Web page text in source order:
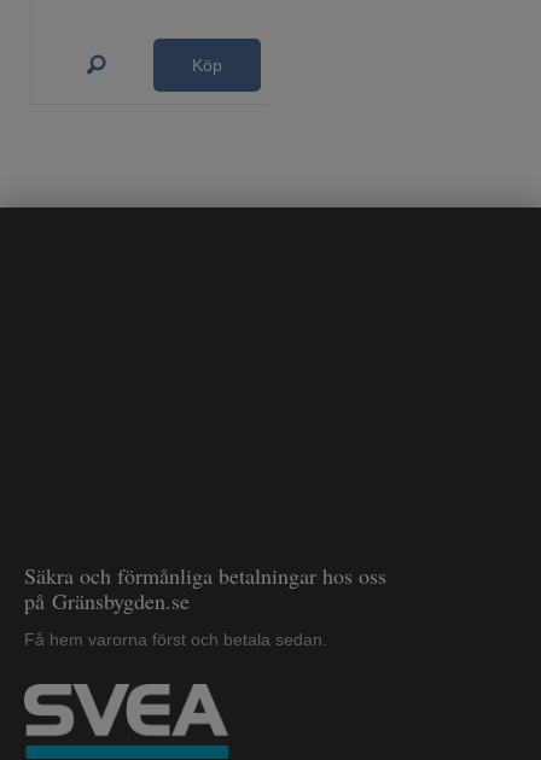
Köp
Säkra och förmånliga betalningar hos oss
på Gränsbygden.se
Få hem varorna först och betala sedan.